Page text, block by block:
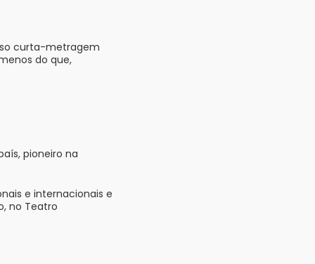
curta-metragem
do que,
pioneiro na
e internacionais e
no Teatro